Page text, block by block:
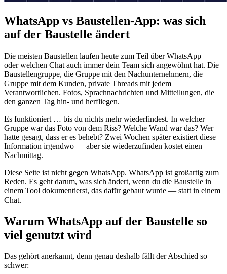
WhatsApp vs Baustellen-App: was sich
auf der Baustelle ändert
Die meisten Baustellen laufen heute zum Teil über WhatsApp —
oder welchen Chat auch immer dein Team sich angewöhnt hat. Die
Baustellengruppe, die Gruppe mit den Nachunternehmern, die
Gruppe mit dem Kunden, private Threads mit jedem
Verantwortlichen. Fotos, Sprachnachrichten und Mitteilungen, die
den ganzen Tag hin- und herfliegen.
Es funktioniert … bis du nichts mehr wiederfindest. In welcher
Gruppe war das Foto von dem Riss? Welche Wand war das? Wer
hatte gesagt, dass er es behebt? Zwei Wochen später existiert diese
Information irgendwo — aber sie wiederzufinden kostet einen
Nachmittag.
Diese Seite ist nicht gegen WhatsApp. WhatsApp ist großartig zum
Reden. Es geht darum, was sich ändert, wenn du die Baustelle in
einem Tool dokumentierst, das dafür gebaut wurde — statt in einem
Chat.
Warum WhatsApp auf der Baustelle so
viel genutzt wird
Das gehört anerkannt, denn genau deshalb fällt der Abschied so
schwer: